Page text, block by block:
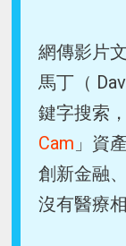
網傳影片
馬丁（
鍵字搜索
Cam 」資
創新金融
沒有醫療